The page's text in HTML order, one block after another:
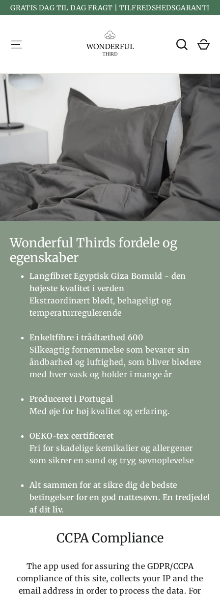
Spring
til
GRATIS DAG TIL DAG FRAGT | TILFREDSHEDSGARANTI
Søg
Wonderful Thirds fordele og
egenskaber
Langfibret Egyptisk Giza Bomuld - den
højeste kvalitet i verden
Ekstraordinært blødt, behageligt og
temperaturregulerende
Enkeltfibre i trådtæthed 600
Silkeagtig fornemmelse som bevarer sin
åndbarhed og luftighed, som bliver blødere
med hver vask og holder i mange år
Produceret i Portugal
Med øje for høj kvalitet og erfaring.
OEKO-tex certificeret
Fri for skadelige kemikalier og allergener
som sikrer en sund og tryg søvnoplevelse
Alt sammen for at sikre dig de bedste
betingelser for en god nattesøvn. En tredjedel
af dit liv.
CCPA Compliance
The app used for assuring the GDPR/CCPA
compliance of this site, collects your IP and the
email address in order to process the data. For